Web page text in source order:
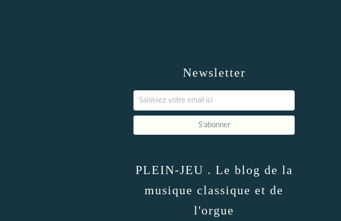
Newsletter
PLEIN-JEU . Le blog de la
musique classique et de
l'orgue